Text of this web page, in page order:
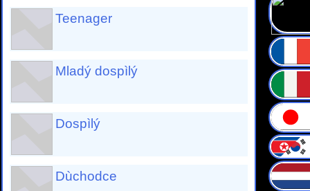
Teenager
Mladý dospìlý
Dospìlý
Dùchodce